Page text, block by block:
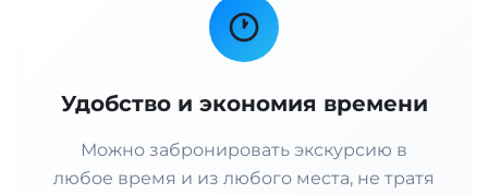
Удобство и экономия времени
Можно забронировать экскурсию в
любое время и из любого места, не тратя